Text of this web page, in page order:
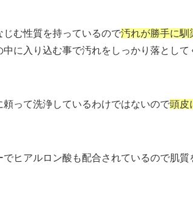
じむ性質を持っているので汚れが勝手に馴
に入り込む事で汚れをしっかり落として
頼って洗浄しているわけではないので頭皮
ヒアルロン酸も配合されているので肌